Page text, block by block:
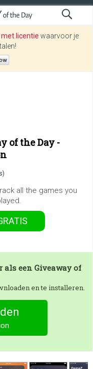
met licentie waarvoor je
of the Day -
all the games you
een Giveaway of
en te installeren.